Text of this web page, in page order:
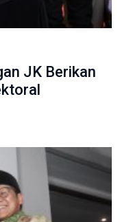
JK Berikan